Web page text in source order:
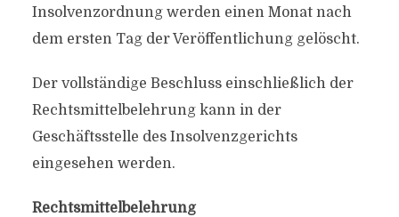
Insolvenzordnung werden einen Monat nach
dem ersten Tag der Veröffentlichung gelöscht.
Der vollständige Beschluss einschließlich der
Rechtsmittelbelehrung kann in der
Geschäftsstelle des Insolvenzgerichts
eingesehen werden.
Rechtsmittelbelehrung